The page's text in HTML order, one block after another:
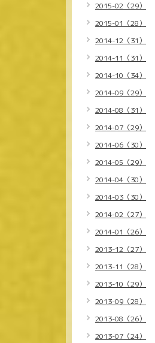
2015-02（29）
2015-01（28）
2014-12（31）
2014-11（31）
2014-10（34）
2014-09（29）
2014-08（31）
2014-07（29）
2014-06（30）
2014-05（29）
2014-04（30）
2014-03（30）
2014-02（27）
2014-01（26）
2013-12（27）
2013-11（28）
2013-10（29）
2013-09（28）
2013-08（26）
2013-07（24）